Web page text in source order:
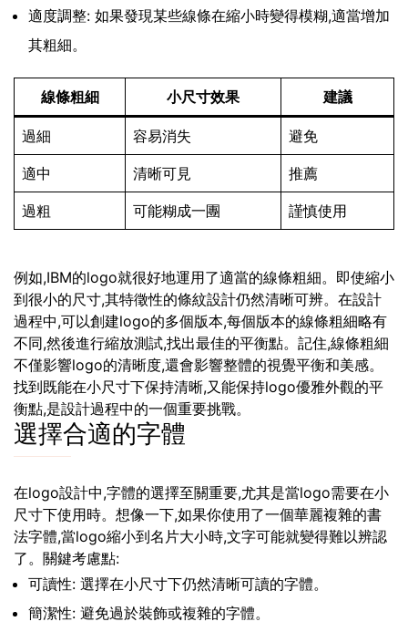
適度調整: 如果發現某些線條在縮小時變得模糊,適當增加
其粗細。
線條粗細 小尺寸效果 建議
過細 容易消失 避免
適中 清晰可見 推薦
過粗 可能糊成一團 謹慎使用
例如,IBM的logo就很好地運用了適當的線條粗細。即使縮小
到很小的尺寸,其特徵性的條紋設計仍然清晰可辨。在設計
過程中,可以創建logo的多個版本,每個版本的線條粗細略有
不同,然後進行縮放測試,找出最佳的平衡點。記住,線條粗細
不僅影響logo的清晰度,還會影響整體的視覺平衡和美感。
找到既能在小尺寸下保持清晰,又能保持logo優雅外觀的平
衡點,是設計過程中的一個重要挑戰。
選擇合適的字體
在logo設計中,字體的選擇至關重要,尤其是當logo需要在小
尺寸下使用時。想像一下,如果你使用了一個華麗複雜的書
法字體,當logo縮小到名片大小時,文字可能就變得難以辨認
了。關鍵考慮點:
可讀性: 選擇在小尺寸下仍然清晰可讀的字體。
簡潔性: 避免過於裝飾或複雜的字體。